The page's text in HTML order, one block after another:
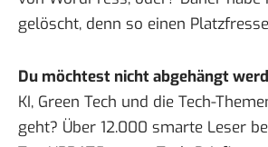
gelöscht, denn so einen
Du möchtest nicht abgehängt
KI, Green Tech und die Tech-
geht? Über 12.000 smarte Leser